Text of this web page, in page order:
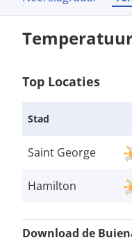
Top Locaties
Stad
Saint George
Hamilton
Download de